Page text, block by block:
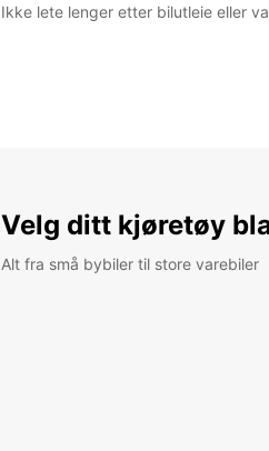
Ikke lete lenger etter bilutleie eller
Velg ditt kjøretøy
Alt fra små bybiler til store varebiler